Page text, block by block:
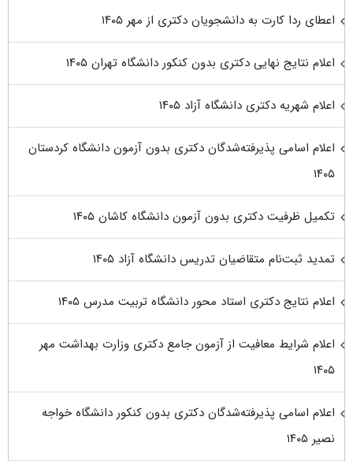
اعطای ردا کارت به دانشجویان دکتری از مهر ۱۴۰۵
اعلام نتایج نهایی دکتری بدون کنکور دانشگاه تهران ۱۴۰۵
اعلام شهریه دکتری دانشگاه آزاد ۱۴۰۵
اعلام اسامی پذیرفته‌شدگان دکتری بدون آزمون دانشگاه کردستان
۱۴۰۵
تکمیل ظرفیت دکتری بدون آزمون دانشگاه کاشان ۱۴۰۵
تمدید ثبت‌نام متقاضیان تدریس دانشگاه آزاد ۱۴۰۵
اعلام نتایج دکتری استاد محور دانشگاه تربیت مدرس ۱۴۰۵
اعلام شرایط معافیت از آزمون جامع دکتری وزارت بهداشت مهر
۱۴۰۵
اعلام اسامی پذیرفته‌شدگان دکتری بدون کنکور دانشگاه خواجه
نصیر ۱۴۰۵